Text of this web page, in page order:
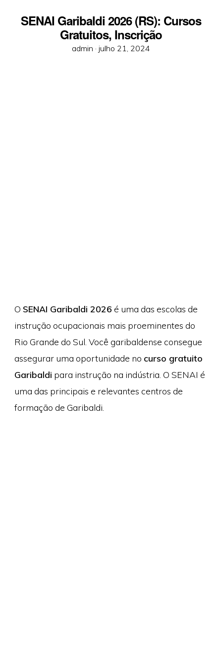
SENAI Garibaldi 2026 (RS): Cursos
Gratuitos, Inscrição
admin · Posted
julho 21, 2024
O SENAI Garibaldi 2026 é uma das escolas de
instrução ocupacionais mais proeminentes do
Rio Grande do Sul. Você garibaldense consegue
assegurar uma oportunidade no curso gratuito
Garibaldi para instrução na indústria. O SENAI é
uma das principais e relevantes centros de
formação de Garibaldi.